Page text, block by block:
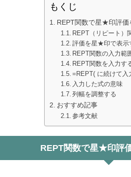
もくじ
REPT関数で星★印評価
REPT（リピート）
評価を星★印で表示
REPT関数の入力範
REPT関数を入力す
=REPT( に続けて入
入力した式の意味
列幅を調整する
おすすめ記事
参考文献
REPT関数で星★印評